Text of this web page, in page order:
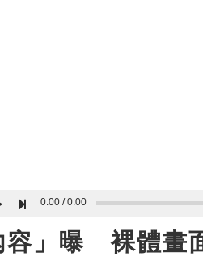
0:00 0:00
容」曝 裸體畫